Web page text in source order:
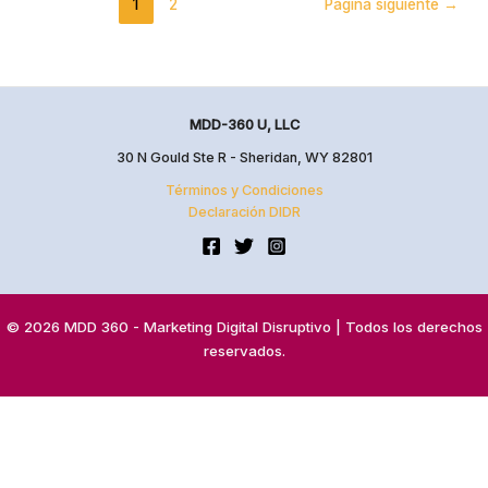
1 2 Página siguiente →
MDD-360 U, LLC
30 N Gould Ste R - Sheridan, WY 82801
Términos y Condiciones
Declaración DIDR
© 2026 MDD 360 - Marketing Digital Disruptivo | Todos los derechos
reservados.